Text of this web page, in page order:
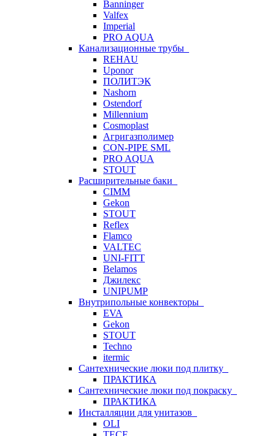
Banninger
Valfex
Imperial
PRO AQUA
Канализационные трубы
REHAU
Uponor
ПОЛИТЭК
Nashorn
Ostendorf
Millennium
Cosmoplast
Агригазполимер
CON-PIPE SML
PRO AQUA
STOUT
Расширительные баки
CIMM
Gekon
STOUT
Reflex
Flamco
VALTEC
UNI-FITT
Belamos
Джилекс
UNIPUMP
Внутрипольные конвекторы
EVA
Gekon
STOUT
Techno
itermic
Сантехнические люки под плитку
ПРАКТИКА
Сантехнические люки под покраску
ПРАКТИКА
Инсталляции для унитазов
OLI